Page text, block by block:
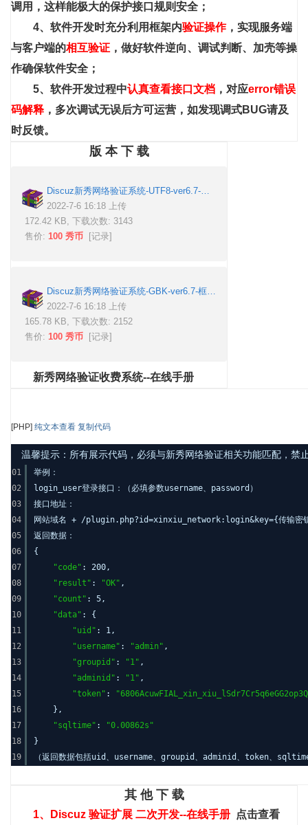
调用，这样能极大的保护接口规则安全；
4、软件开发时充分利用框架内验证操作，实现服务端
与客户端的相互验证 ，做好软件逆向、调试判断、加壳等操
作确保软件安全；
5、软件开发过程中认真查看接口文档 ，对应error错误
码解释 ，多次调试无误后方可运营，如发现调式BUG请及
时反馈。
版 本 下 载
Discuz新秀网络验证系统-UTF8-ver6.7-框架版.zip
2022-7-6 16:18 上传
172.42 KB, 下载次数: 3143
售价: 100 秀币 [记录]
Discuz新秀网络验证系统-GBK-ver6.7-框架版.zip
2022-7-6 16:18 上传
165.78 KB, 下载次数: 2152
售价: 100 秀币 [记录]
新秀网络验证收费系统--在线手册
[PHP] 纯文本查看 复制代码
温馨提示：所有展示代码，必须与新秀网络验证相关功能匹配，
01
02
03
04
05
06
07
08
09
10
11
12
13
14
15
16
17
18
19
举例：
login_user登录接口：（必填参数username、password）
接口地址：
网站域名 + /plugin.php?id=xinxiu_network:login&key={传输密
返回数据：
{
"code" : 200,
"result" : "OK" ,
"count" : 5,
"data" : {
"uid" : 1,
"username" : "admin" ,
"groupid" : "1" ,
"adminid" : "1" ,
"token" :
},
"sqltime" :
"0.00862s"
}
（返回数据包括uid、username、groupid、adminid、token、
其 他 下 载
1、 Discuz 验证扩展 二次开发--在线手册 点击查看